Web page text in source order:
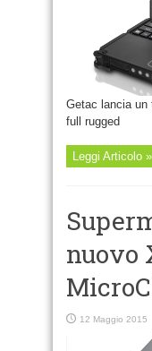
Getac lancia un
full rugged
Leggi Articolo »
nuovo
12 Maggio 2015